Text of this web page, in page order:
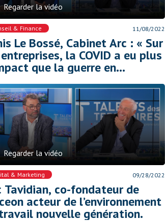
Regarder la vidéo
& Finance 11/08/2022
Le Bossé, Cabinet Arc : « Sur
la COVID a eu plus
que la guerre en
Regarder la vidéo
& Marketing 09/28/2022
Tavidian, co-fondateur de
acteur de l’environnement
nouvelle génération.